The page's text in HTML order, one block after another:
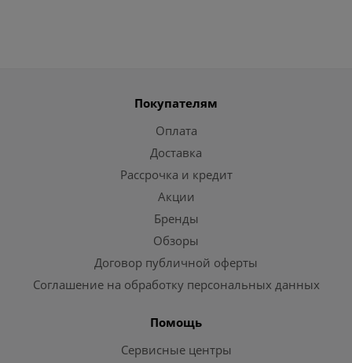
Покупателям
Оплата
Доставка
Рассрочка и кредит
Акции
Бренды
Обзоры
Договор публичной оферты
Соглашение на обработку персональных данных
Помощь
Сервисные центры